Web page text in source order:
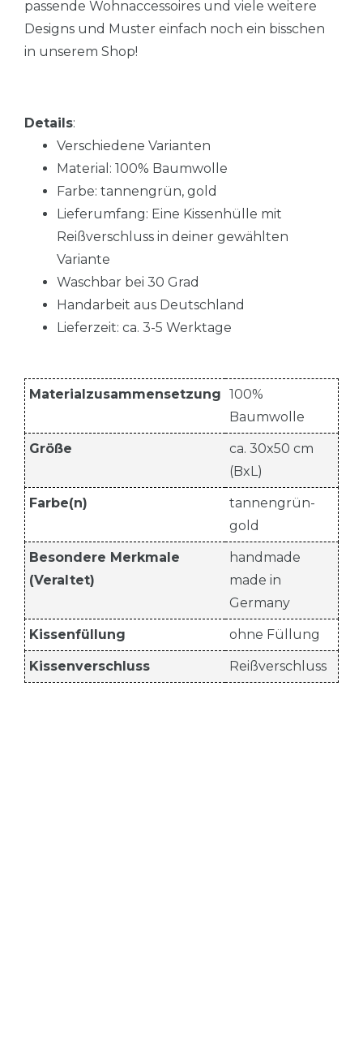
passende Wohnaccessoires und viele weitere
Designs und Muster einfach noch ein bisschen
in unserem Shop!
Details:
Verschiedene Varianten
Material: 100% Baumwolle
Farbe: tannengrün, gold
Lieferumfang: Eine Kissenhülle mit
Reißverschluss in deiner gewählten
Variante
Waschbar bei 30 Grad
Handarbeit aus Deutschland
Lieferzeit: ca. 3-5 Werktage
Materialzusammensetzung 100%
Baumwolle
Größe
ca. 30x50 cm
(BxL)
Farbe(n)
tannengrün-
gold
Besondere Merkmale
(Veraltet)
handmade
made in
Germany
Kissenfüllung ohne Füllung
Kissenverschluss Reißverschluss